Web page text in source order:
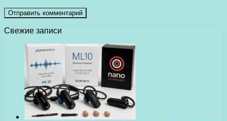
Свежие записи